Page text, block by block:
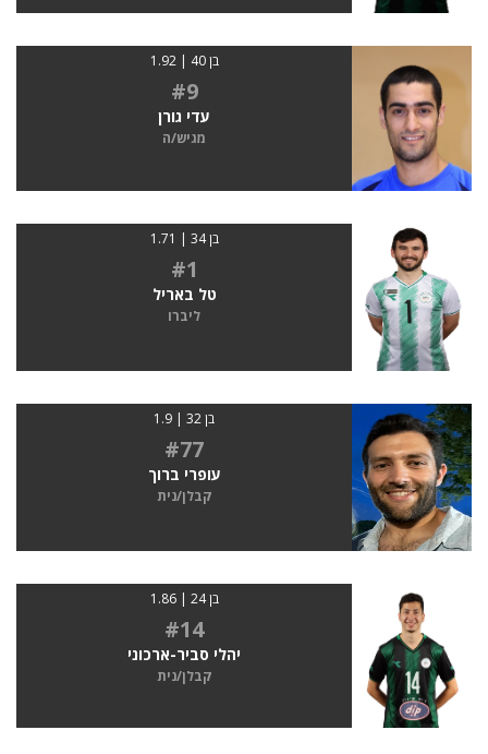
בן 40 | 1.92
#9
עדי גורן
מגיש/ה
בן 34 | 1.71
#1
טל באריל
ליברו
בן 32 | 1.9
#77
עופרי ברוך
קבלן/נית
בן 24 | 1.86
#14
יהלי סביר-ארכוני
קבלן/נית